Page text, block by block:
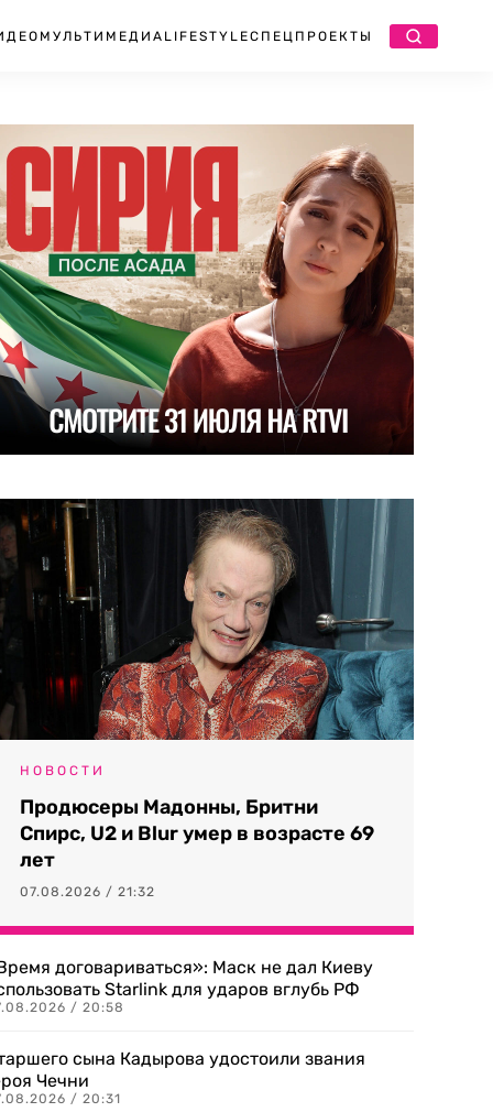
МУЛЬТИМЕДИА LIFESTYLEСПЕЦПРОЕКТЫ
НОВОСТИ
Продюсеры Мадонны, Бритни
Спирс, U2 и Blur умер в возрасте 69
лет
07.08.2026 / 21:32
договариваться»: Маск не дал Киеву
Starlink для ударов вглубь РФ
/ 20:58
сына Кадырова удостоили звания
Чечни
/ 20:31